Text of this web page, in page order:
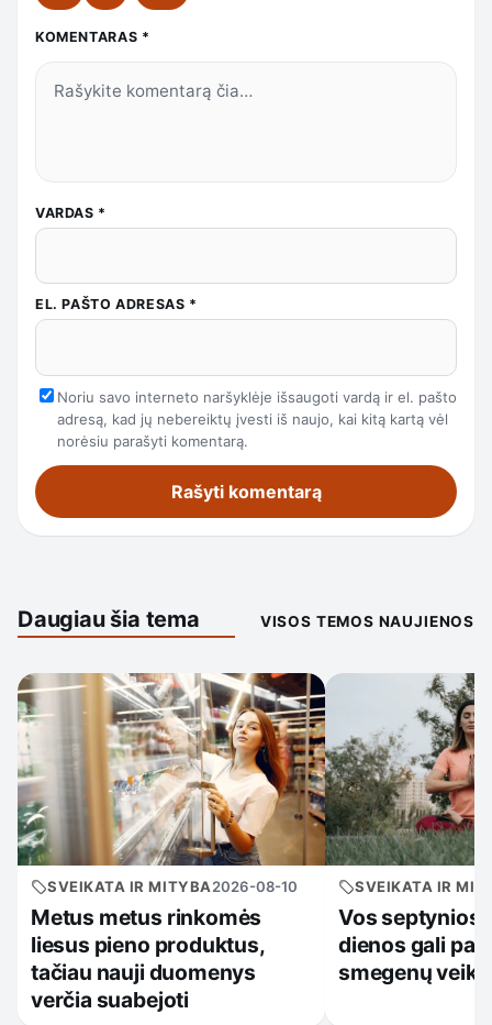
KOMENTARAS *
VARDAS *
EL. PAŠTO ADRESAS *
Noriu savo interneto naršyklėje išsaugoti vardą ir el. pašto
adresą, kad jų nebereiktų įvesti iš naujo, kai kitą kartą vėl
norėsiu parašyti komentarą.
Daugiau šia tema VISOS TEMOS NAUJIENOS
SVEIKATA IR MITYBA2026-08-10
Metus metus rinkomės
liesus pieno produktus,
tačiau nauji duomenys
verčia suabejoti
SVEIKATA IR
Vos septynios
dienos gali
smegenų